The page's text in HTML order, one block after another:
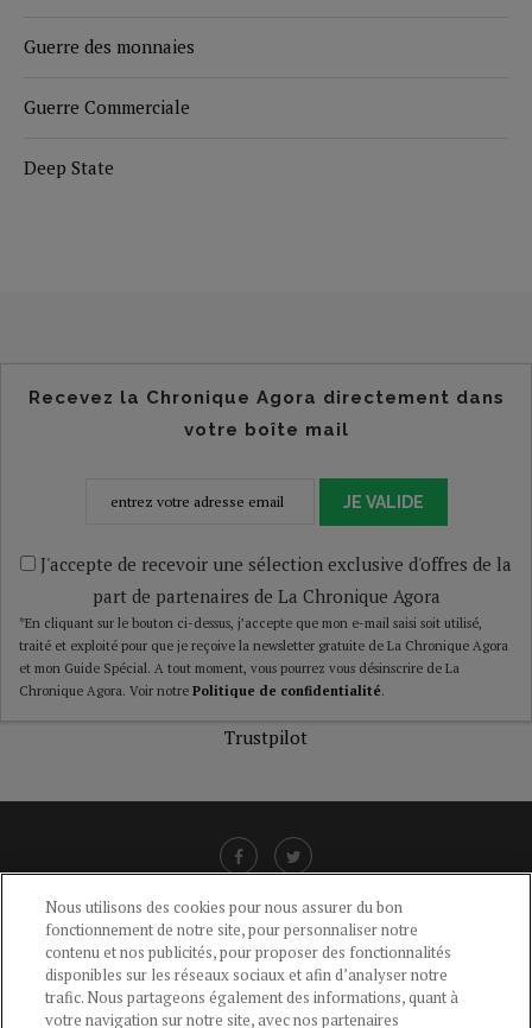
Guerre des monnaies
Guerre Commerciale
Deep State
Recevez la Chronique Agora directement dans
votre boîte mail
JE VALIDE
J'accepte de recevoir une sélection exclusive d'offres de la
part de partenaires de La Chronique Agora
*En cliquant sur le bouton ci-dessus, j’accepte que mon e-mail saisi soit utilisé,
traité et exploité pour que je reçoive la newsletter gratuite de La Chronique Agora
et mon Guide Spécial. A tout moment, vous pourrez vous désinscrire de La
Chronique Agora. Voir notre Politique de confidentialité.
Trustpilot
CGU-POLITIQUE DE CONFIDENTIALITÉ -POLITIQUE DES COOKIES
MENTIONS LÉGALES -AIDE
Nous utilisons des cookies pour nous assurer du bon
fonctionnement de notre site, pour personnaliser notre
contenu et nos publicités, pour proposer des fonctionnalités
disponibles sur les réseaux sociaux et afin d’analyser notre
trafic. Nous partageons également des informations, quant à
votre navigation sur notre site, avec nos partenaires